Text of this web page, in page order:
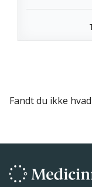
Fandt du ikke